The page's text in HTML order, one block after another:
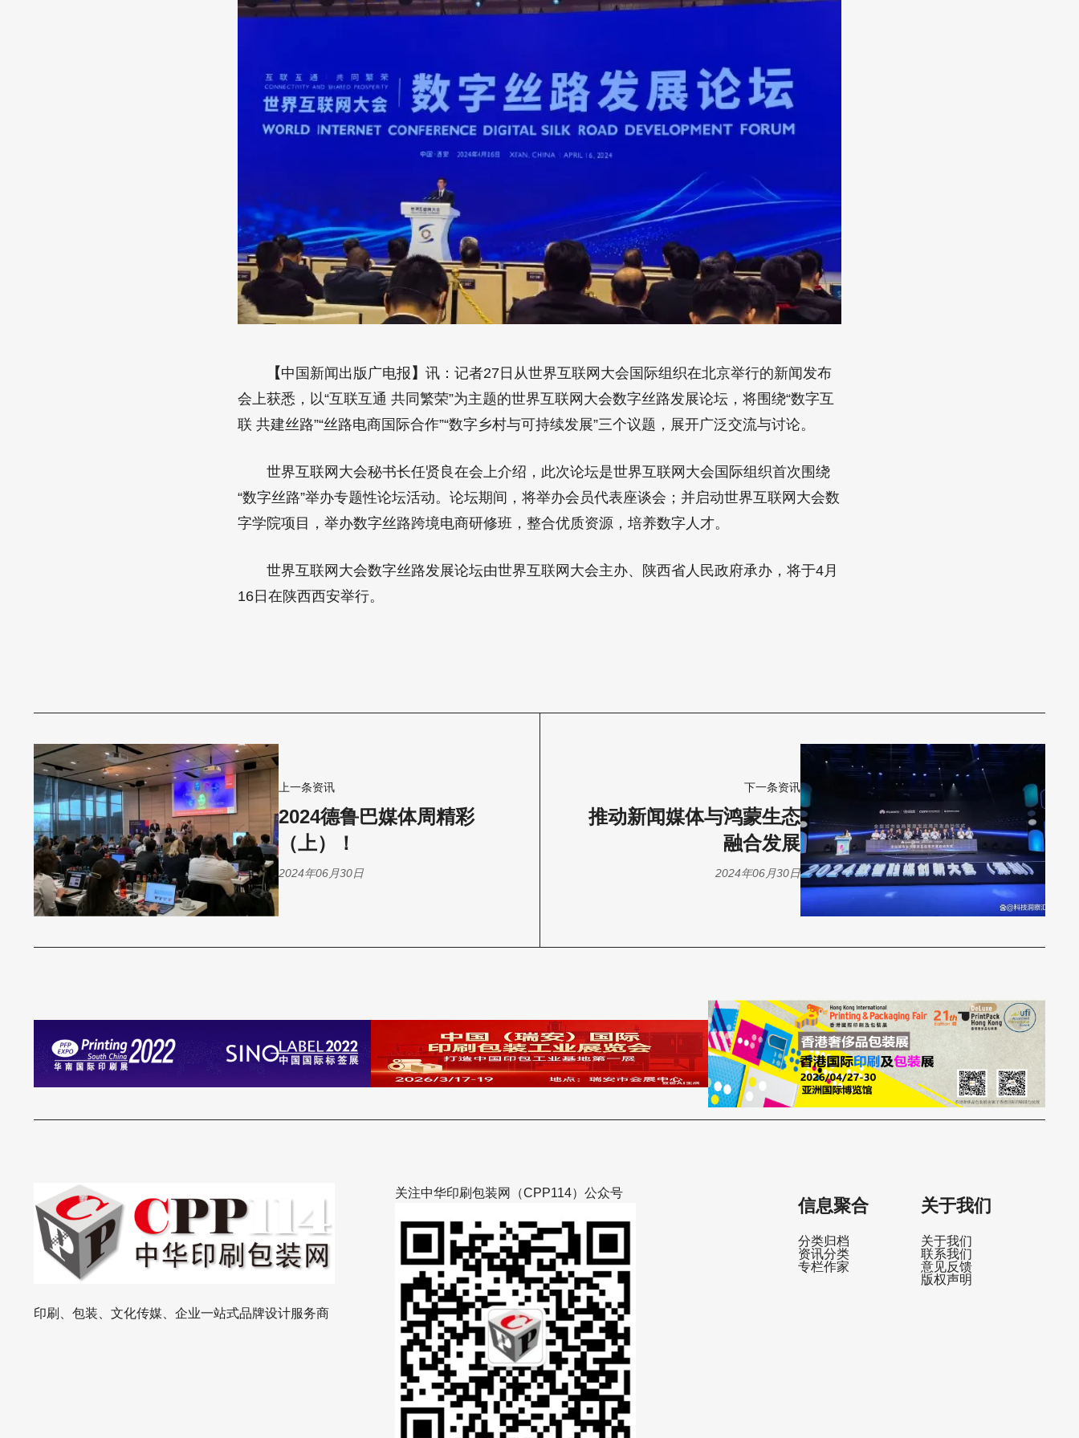
【中国新闻出版广电报 】 讯：记者27日从世界互联网大会国际组织在北京举行的新闻发布
会上获悉，以“互联互通 共同繁荣”为主题的世界互联网大会数字丝路发展论坛，将围绕“数字互
联 共建丝路”“丝路电商国际合作”“数字乡村与可持续发展”三个议题，展开广泛交流与讨论。
世界互联网大会秘书长任贤良在会上介绍，此次论坛是世界互联网大会国际组织首次围绕
“数字丝路”举办专题性论坛活动。论坛期间，将举办会员代表座谈会；并启动世界互联网大会数
字学院项目，举办数字丝路跨境电商研修班，整合优质资源，培养数字人才。
世界互联网大会数字丝路发展论坛由世界互联网大会主办、陕西省人民政府承办，将于4月
16日在陕西西安举行。
上一条资讯
2024德鲁巴媒体周精彩
（上）！
2024年06月30日
下一条资讯
推动新闻媒体与鸿蒙生态
融合发展
2024年06月30日
印刷、包装、文化传媒、企业一站式品牌设计服务商
关注中华印刷包装网（CPP114）公众号
信息聚合
分类归档
资讯分类
专栏作家
关于我们
关于我们
联系我们
意见反馈
版权声明